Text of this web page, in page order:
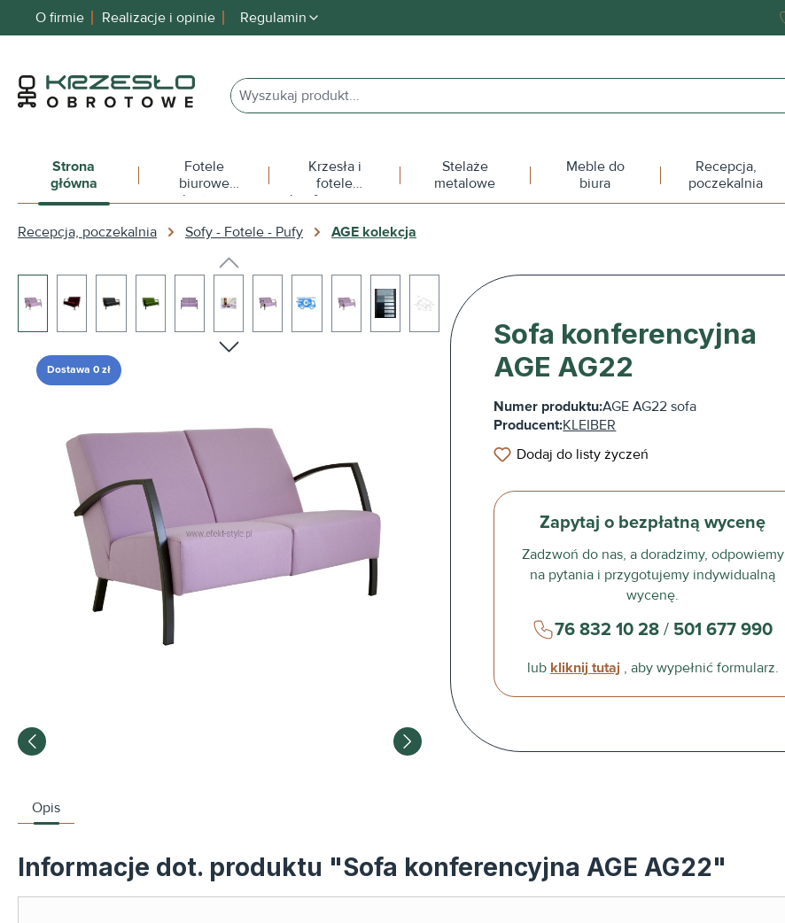
Przejdź do głównej nawigacji
O firmie Realizacje i opinie Regulamin
Strona
główna
Fotele
biurowe
obrotowe
Krzesła i
fotele
konferencyjne
Stelaże
metalowe
Meble do
biura
Recepcja,
poczekalnia
Recepcja, poczekalnia Sofy - Fotele - Pufy AGE kolekcja
Dostawa 0 zł
Sofa konferencyjna
AGE AG22
Numer produktu:AGE AG22 sofa
Producent:KLEIBER
Dodaj do listy życzeń
Zapytaj o bezpłatną wycenę
Zadzwoń do nas, a doradzimy, odpowiemy
na pytania i przygotujemy indywidualną
wycenę.
76 832 10 28 / 501 677 990
lub kliknij tutaj , aby wypełnić formularz.
Opis
Informacje dot. produktu "Sofa konferencyjna AGE AG22"